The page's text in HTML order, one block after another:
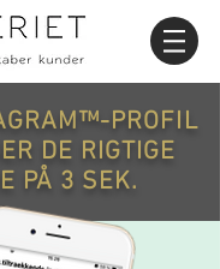
PROFIL
DE RIGTIGE
PÅ 3 SEK.